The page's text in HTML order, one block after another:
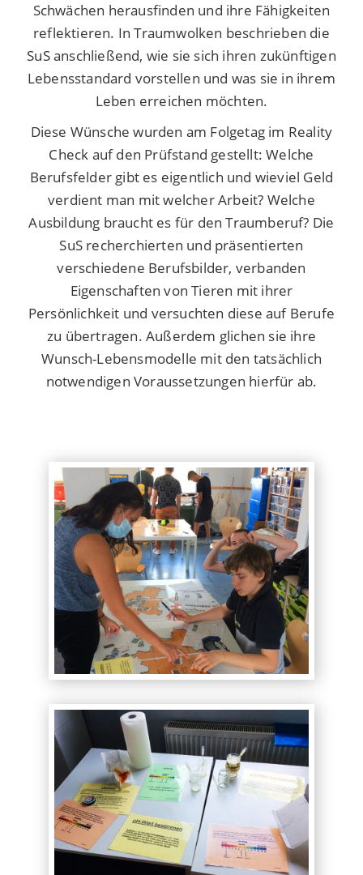
Schwächen herausfinden und ihre Fähigkeiten
reflektieren. In Traumwolken beschrieben die
SuS anschließend, wie sie sich ihren zukünftigen
Lebensstandard vorstellen und was sie in ihrem
Leben erreichen möchten.
Diese Wünsche wurden am Folgetag im Reality
Check auf den Prüfstand gestellt: Welche
Berufsfelder gibt es eigentlich und wieviel Geld
verdient man mit welcher Arbeit? Welche
Ausbildung braucht es für den Traumberuf? Die
SuS recherchierten und präsentierten
verschiedene Berufsbilder, verbanden
Eigenschaften von Tieren mit ihrer
Persönlichkeit und versuchten diese auf Berufe
zu übertragen. Außerdem glichen sie ihre
Wunsch-Lebensmodelle mit den tatsächlich
notwendigen Voraussetzungen hierfür ab.